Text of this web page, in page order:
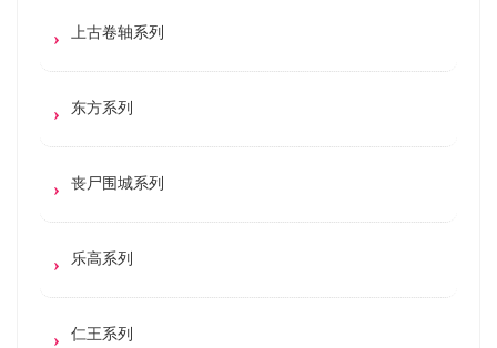
上古卷轴系列
东方系列
丧尸围城系列
乐高系列
仁王系列